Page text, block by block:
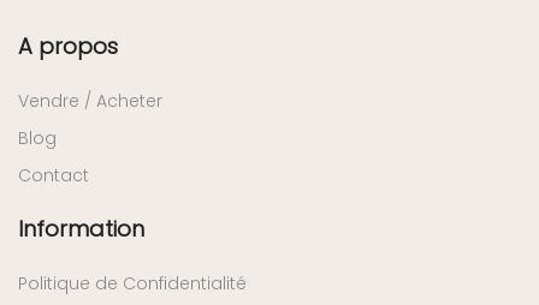
A propos
Vendre / Acheter
Blog
Contact
Information
Politique de Confidentialité